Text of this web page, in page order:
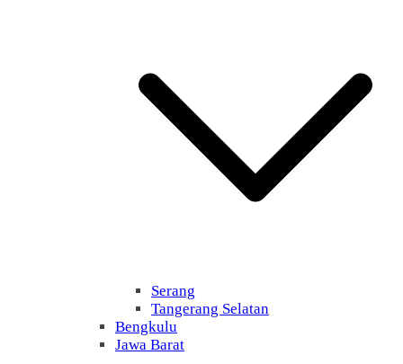
Serang
Tangerang Selatan
Bengkulu
Jawa Barat